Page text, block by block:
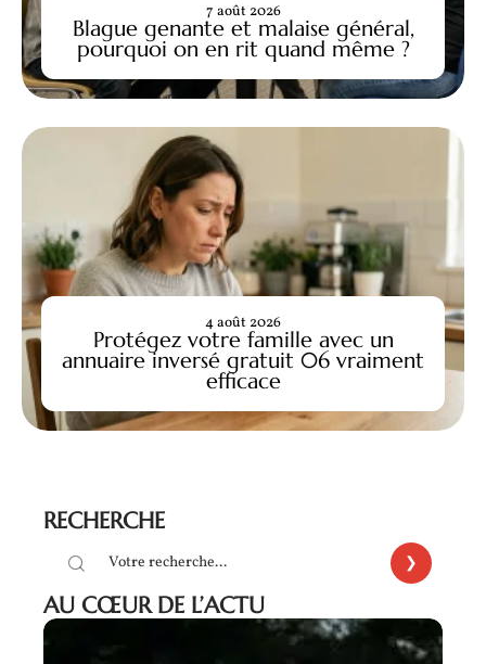
Blague genante et malaise général,
pourquoi on en rit quand même ?
7 août 2026
Protégez votre famille avec un
annuaire inversé gratuit 06 vraiment
efficace
4 août 2026
RECHERCHE
AU CŒUR DE L’ACTU